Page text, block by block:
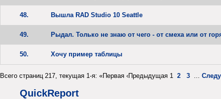
48. Вышла RAD Studio 10 Seattle
49. Рыдал. Только не знаю от чего - от смеха или от
50. Хочу пример таблицы
Всего страниц 217, текущая 1-я: «Первая ‹Предыдущая 1 2 3 ...
QuickReport